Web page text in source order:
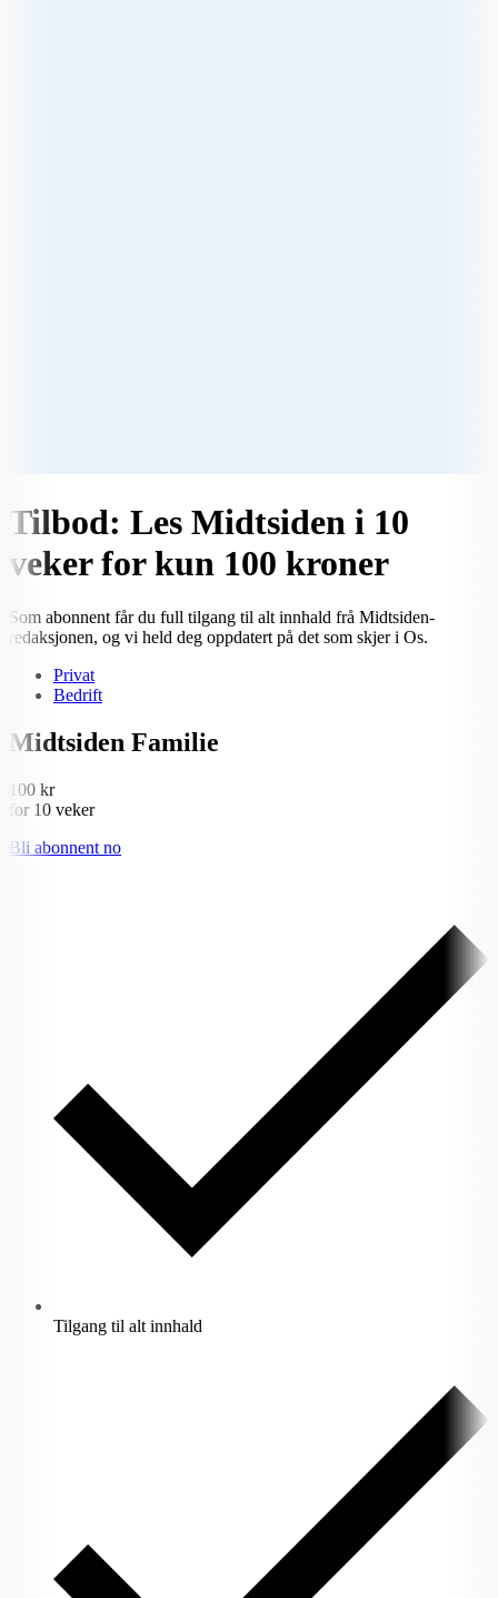
Tilbod: Les Midtsiden i 10
veker for kun 100 kroner
Som abonnent får du full tilgang til alt innhald frå Midtsiden-
redaksjonen, og vi held deg oppdatert på det som skjer i Os.
Privat
Bedrift
Midtsiden Familie
100 kr
for 10 veker
Bli abonnent no
Tilgang til alt innhald